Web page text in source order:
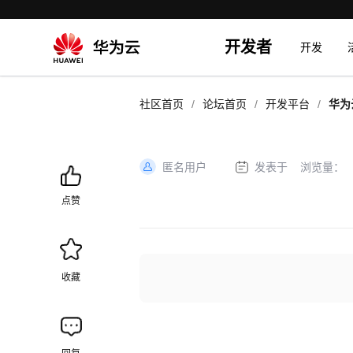
开发者 开发
社区首页 / 论坛首页 / 开发平台 /
华
点赞
收藏
匿名用户 发表于 浏览量：